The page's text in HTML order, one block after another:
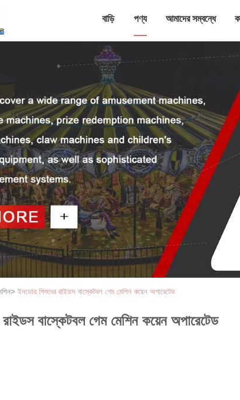
বাড়ি পণ্য আমাদের সম্বন্ধে
> ইনডোর শিশুদের রাইডস বাস্কেটবল গেম মেশিন কয়েন অপারেটেড
বাস্কেটবল গেম মেশিন কয়েন অপারেটেড